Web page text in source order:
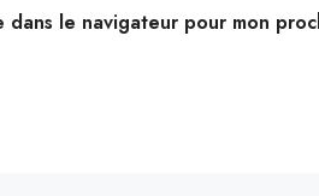
le navigateur pour mon